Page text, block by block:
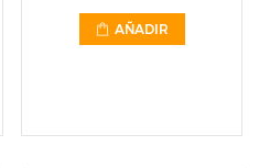
AÑADIR